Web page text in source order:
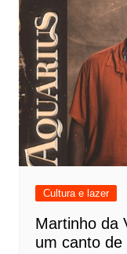
Cultura e lazer
Martinho da
um canto de